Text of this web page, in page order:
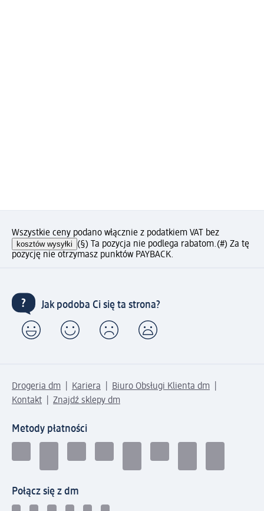
Wszystkie ceny podano włącznie z podatkiem VAT bez
kosztów wysyłki (§) Ta pozycja nie podlega rabatom.(#) Za tę
pozycję nie otrzymasz punktów PAYBACK.
Jak podoba Ci się ta strona?
Drogeria dm Kariera
Biuro Obsługi Klienta dm
Kontakt
Znajdź sklepy dm
Metody płatności
Połącz się z dm